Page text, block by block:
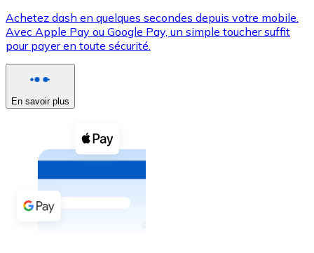
XRP
XRP
Voir toutes
Coupons crypto
Achetez des cryptomonnaies en espèces et d'autres
Acheter avec espèces
Virement SEPA
Achetez dash en quelques secondes depuis votre mobile.
Avec Apple Pay ou Google Pay, un simple toucher suffit
pour payer en toute sécurité.
En savoir plus